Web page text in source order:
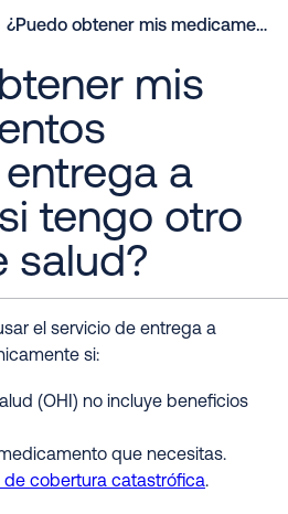
¿Puedo obtener mis medicamentos mediante entrega a domicilio si tengo otro seguro de salud?
mis
a
tengo otro
salud?
el servicio de entrega a
si:
(OHI) no incluye beneficios
medicamento que necesitas.
de cobertura catastrófica.